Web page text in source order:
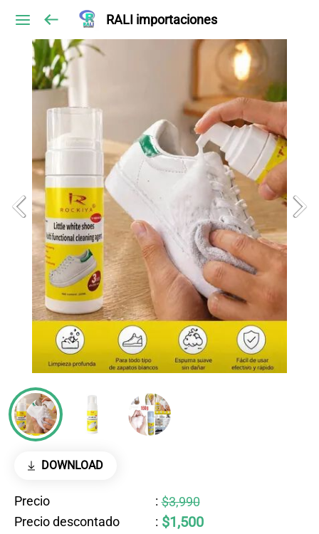
RALI importaciones
DOWNLOAD
Precio : $3,990
Precio descontado
: $1,500